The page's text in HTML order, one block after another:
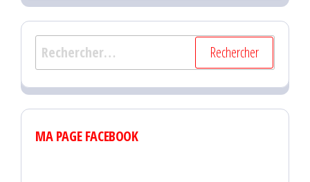
Rechercher :
MA PAGE FACEBOOK